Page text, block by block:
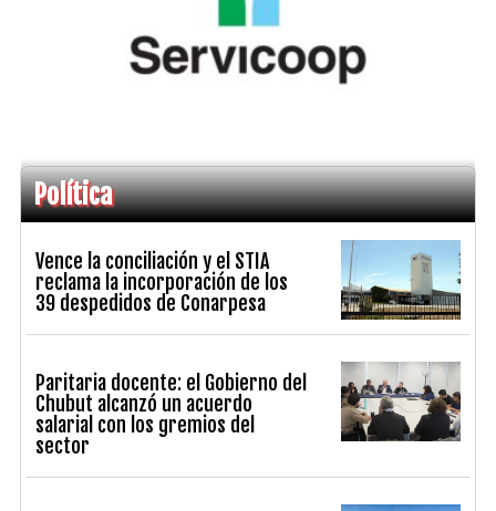
Política
Vence la conciliación y el STIA
reclama la incorporación de los
39 despedidos de Conarpesa
Paritaria docente: el Gobierno del
Chubut alcanzó un acuerdo
salarial con los gremios del
sector